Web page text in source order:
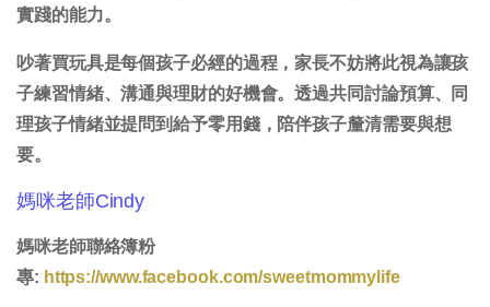
實踐的能力。
吵著買玩具是每個孩子必經的過程，家長不妨將此視為讓孩
子練習情緒、溝通與理財的好機會。透過共同討論預算、同
理孩子情緒並提問到給予零用錢，陪伴孩子釐清需要與想
要。
媽咪老師Cindy
媽咪老師聯絡簿粉
專: https://www.facebook.com/sweetmommylife